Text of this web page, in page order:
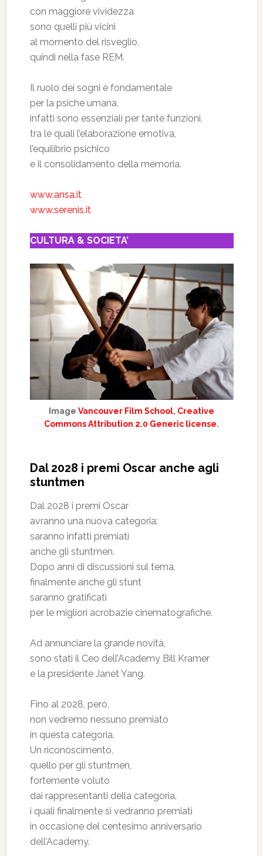
con maggiore vividezza
sono quelli più vicini
al momento del risveglio,
quindi nella fase REM.
Il ruolo dei sogni è fondamentale
per la psiche umana,
infatti sono essenziali per tante funzioni,
tra le quali l’elaborazione emotiva,
l’equilibrio psichico
e il consolidamento della memoria.
www.ansa.it
www.serenis.it
CULTURA & SOCIETA’
ImageVancouver Film School, Creative
Commons Attribution 2.0 Generic license.
Dal 2028 i premi Oscar anche agli
stuntmen
Dal 2028 i premi Oscar
avranno una nuova categoria:
saranno infatti premiati
anche gli stuntmen.
Dopo anni di discussioni sul tema,
finalmente anche gli stunt
saranno gratificati
per le migliori acrobazie cinematografiche.
Ad annunciare la grande novità,
sono stati il Ceo dell’Academy Bill Kramer
e la presidente Janet Yang.
Fino al 2028, però,
non vedremo nessuno premiato
in questa categoria.
Un riconoscimento,
quello per gli stuntmen,
fortemente voluto
dai rappresentanti della categoria,
i quali finalmente si vedranno premiati
in occasione del centesimo anniversario
dell’Academy.